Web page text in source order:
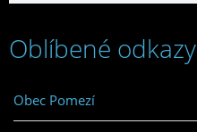
Oblíbené odkazy
Obec Pomezí